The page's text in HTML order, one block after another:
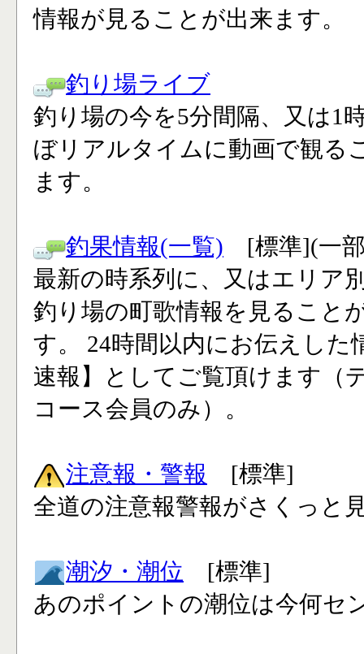
情報が見ることが出来ます。
釣り場ライブ
釣り場の今を5分間隔、又は1
ぼリアルタイムに動画で観る
ます。
釣果情報(一覧) [標準](一
最新の時系列に、又はエリア
釣り場の町歌情報を見ること
す。 24時間以内にお伝えした
速報】としてご覧頂けます（
コース会員のみ）。
注意報・警報 [標準]
全道の注意報警報がさくっと
潮汐・潮位 [標準]
あのポイントの潮位は今何セ